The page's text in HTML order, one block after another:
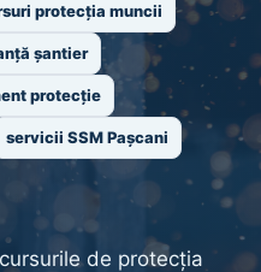
protecția muncii
șantier
protecție
servicii SSM Pașcani
de protecția